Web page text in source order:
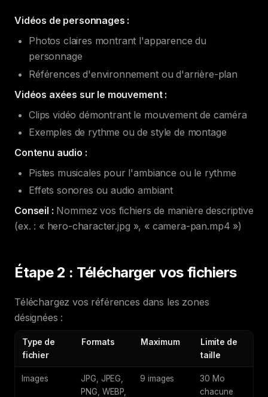
Vidéos de personnages :
Photos claires montrant l'apparence du
personnage
Références d'environnement ou d'arrière-plan
Vidéos axées sur le mouvement :
Clips vidéo démontrant le mouvement de caméra
Exemples de rythme ou de style de montage
Contenu audio :
Pistes musicales pour l'ambiance ou le rythme
Effets sonores ou audio ambiant
Conseil : Nommez vos fichiers de manière descriptive
(ex. : « hero-character.jpg », « camera-pan.mp4 »)
Étape 2 : Télécharger vos fichiers
Téléchargez vos références dans les zones
désignées :
Type de
fichier
Formats Maximum
Limite de
taille
Images
JPG, JPEG,
PNG, WEBP,
9 images
30 Mo
chacune